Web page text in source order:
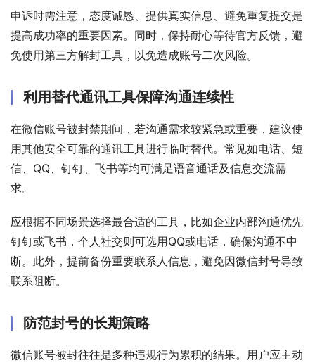
申诉时需注意，态度诚恳、提供真实信息、避免重复提交是
提高成功率的重要因素。同时，保持耐心等待官方反馈，避
免使用第三方解封工具，以免造成账号二次风险。
利用替代通讯工具保障沟通连续性
在微信账号被封禁期间，若沟通需求较紧急或重要，建议使
用其他安全可靠的通讯工具进行临时替代。常见如电话、短
信、QQ、钉钉、飞书等均可满足语音通话及信息交流需
求。
应根据不同场景选择最合适的工具，比如企业内部沟通优先
钉钉或飞书，个人社交则可选用QQ或电话，确保沟通不中
断。此外，提前备份重要联系人信息，避免因微信封号导致
联系阻断。
防范封号的长期策略
微信账号被封往往是多种违规行为累积的结果。用户应主动